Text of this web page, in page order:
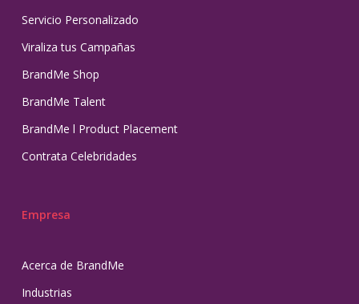
Servicio Personalizado
Viraliza tus Campañas
BrandMe Shop
BrandMe Talent
BrandMe l Product Placement
Contrata Celebridades
Empresa
Acerca de BrandMe
Industrias